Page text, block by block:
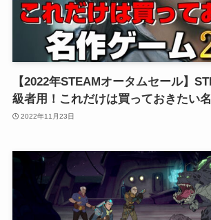
【2022年STEAMオータムセール】
級者用！これだけは買っておきたい
2022年11月23日